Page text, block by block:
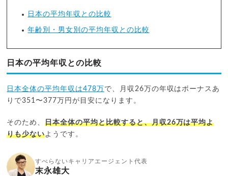
日本の平均年収との比較
年齢別・男女別の平均年収との比較
日本の平均年収との比較
日本全体の平均年収は478万 で、月収26万の年収はボーナスあ
りで351〜377万円が目安になります。
そのため、日本全体の平均と比較すると、月収26万は平均よ
りも少ないようです。
すべらないキャリアエージェント代表
末永雄大